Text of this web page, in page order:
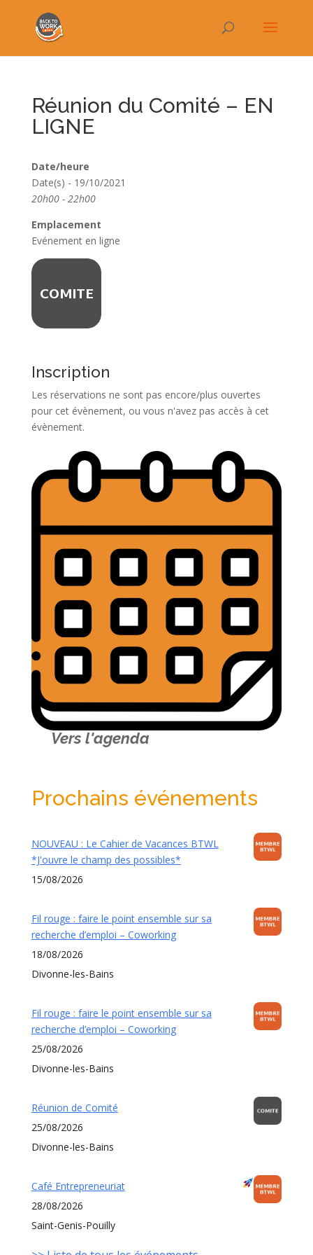
Réunion du Comité – EN
LIGNE
Date/heure
Date(s) - 19/10/2021
20h00 - 22h00
Emplacement
Evénement en ligne
Inscription
Les réservations ne sont pas encore/plus ouvertes
pour cet évènement, ou vous n'avez pas accès à cet
évènement.
Vers l'agenda
Prochains événements
NOUVEAU : Le Cahier de Vacances BTWL
*J'ouvre le champ des possibles*
15/08/2026
Fil rouge : faire le point ensemble sur sa
recherche d’emploi – Coworking
18/08/2026
Divonne-les-Bains
Fil rouge : faire le point ensemble sur sa
recherche d’emploi – Coworking
25/08/2026
Divonne-les-Bains
Réunion de Comité
25/08/2026
Divonne-les-Bains
Café Entrepreneuriat
28/08/2026
Saint-Genis-Pouilly